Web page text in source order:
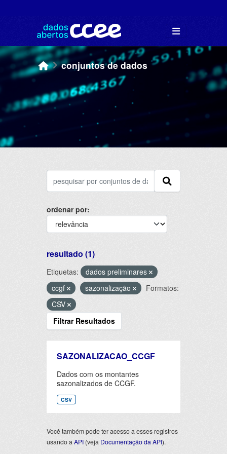
conjuntos de dados
ordenar por
resultado (1)
Etiquetas:
dados preliminares
ccgf
sazonalização
Formatos:
CSV
Filtrar Resultados
SAZONALIZACAO_CCGF
Dados com os montantes
sazonalizados de CCGF.
CSV
Você também pode ter acesso a esses registros
usando a API (veja Documentação da API).